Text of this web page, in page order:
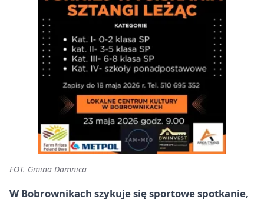
FOT. Gmina Damnica
W Bobrownikach szykuje się sportowe spotkanie,